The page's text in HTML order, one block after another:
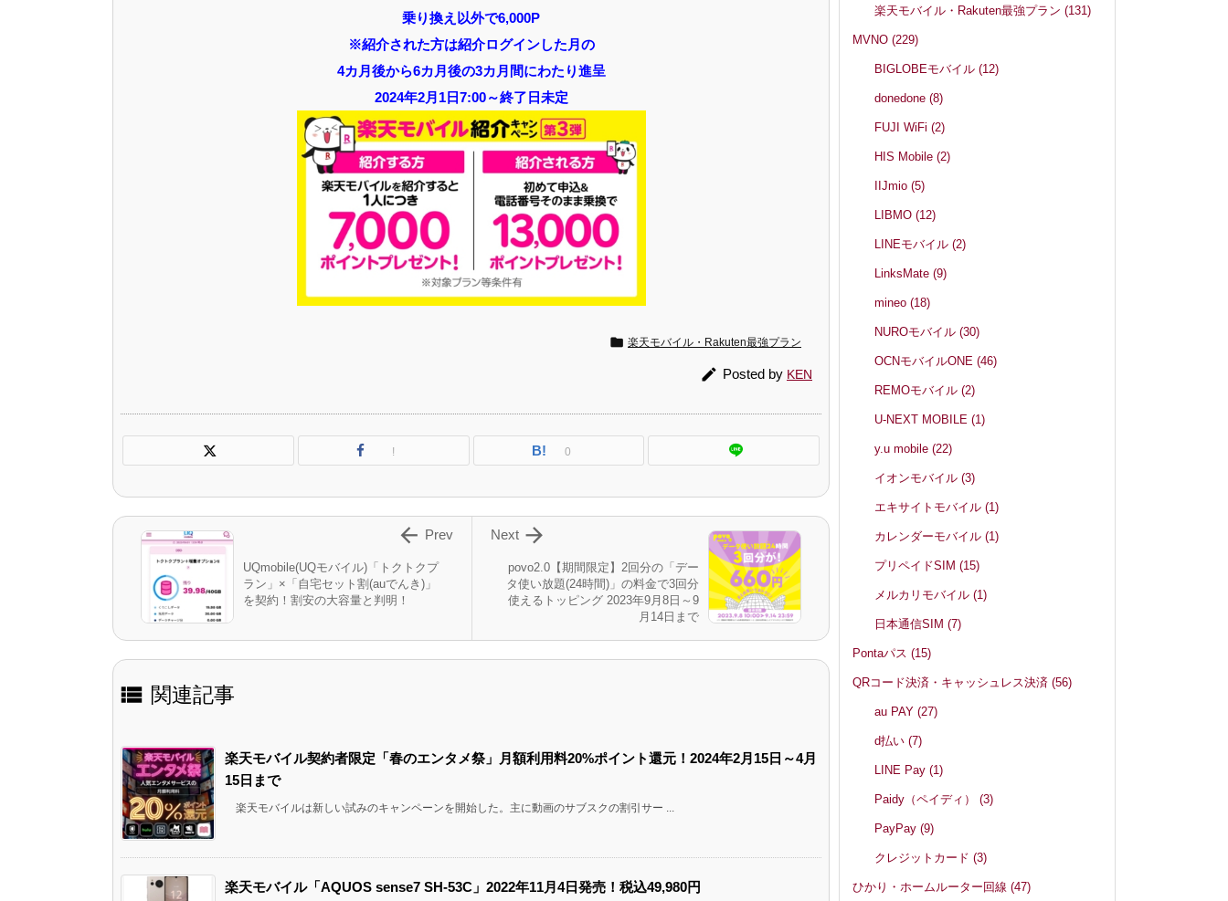
乗り換え以外で6,000P
※紹介された方は紹介ログインした月の
4カ月後から6カ月後の3カ月間にわたり進呈
2024年2月1日7:00～終了日未定
 楽天モバイル・Rakuten最強プラン
 Posted by KEN
! B! 0
povo2.0【期間限定】2回分の「デー
タ使い放題(24時間)」の料金で3回分
使えるトッピング 2023年9月8日～9
月14日まで

Next
UQmobile(UQモバイル)「トクトクプ
ラン」×「自宅セット割(auでんき)」
を契約！割安の大容量と判明！
 Prev
 関連記事
楽天モバイル契約者限定「春のエンタメ祭」月額利用料20%ポイント還元！2024年2月15日～4月
15日まで
楽天モバイルは新しい試みのキャンペーンを開始した。主に動画のサブスクの割引サー ...
楽天モバイル「AQUOS sense7 SH-53C」2022年11月4日発売！税込49,980円
楽天モバイル・Rakuten最強プラン(131)
MVNO (229)
BIGLOBEモバイル(12)
donedone(8)
FUJI WiFi(2)
HIS Mobile(2)
IIJmio(5)
LIBMO(12)
LINEモバイル(2)
LinksMate(9)
mineo(18)
NUROモバイル(30)
OCNモバイルONE(46)
REMOモバイル(2)
U-NEXT MOBILE(1)
y.u mobile(22)
イオンモバイル(3)
エキサイトモバイル(1)
カレンダーモバイル(1)
プリペイドSIM(15)
メルカリモバイル(1)
日本通信SIM(7)
Pontaパス (15)
QRコード決済・キャッシュレス決済 (56)
au PAY(27)
d払い(7)
LINE Pay(1)
Paidy（ペイディ）(3)
PayPay(9)
クレジットカード(3)
ひかり・ホームルーター回線 (47)